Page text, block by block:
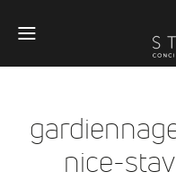
nice-